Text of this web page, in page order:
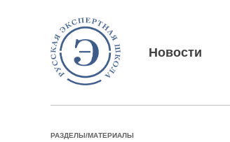
Новости
РАЗДЕЛЫ/МАТЕРИАЛЫ